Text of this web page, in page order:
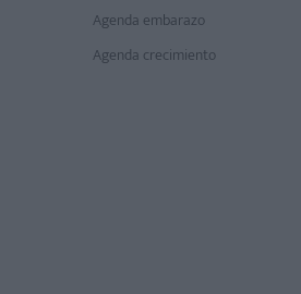
Agenda embarazo
Agenda crecimiento